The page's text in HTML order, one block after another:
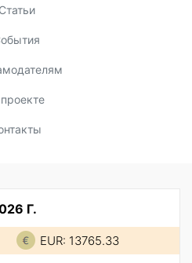
Статьи
Г.
EUR: 13765.33